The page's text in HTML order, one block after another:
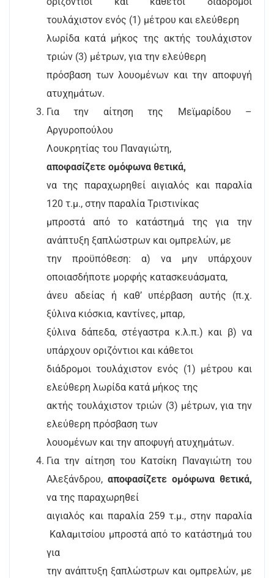
τουλάχιστον ενός (1) μέτρου και ελεύθερη
λωρίδα κατά μήκος της ακτής τουλάχιστον
τριών (3) μέτρων, για την ελεύθερη
πρόσβαση των λουομένων και την αποφυγή
ατυχημάτων.
Για την αίτηση της Μεϊμαρίδου –
Αργυροπούλου
Λουκρητίας του Παναγιώτη,
αποφασίζετε ομόφωνα θετικά,
να της παραχωρηθεί αιγιαλός και παραλία
120 τ.μ., στην παραλία Τριστινίκας
μπροστά από το κατάστημά της για την
ανάπτυξη ξαπλώστρων και ομπρελών, με
την προϋπόθεση: α) να μην υπάρχουν
οποιασδήποτε μορφής κατασκευάσματα,
άνευ αδείας ή καθ’ υπέρβαση αυτής (π.χ.
ξύλινα κιόσκια, καντίνες, μπαρ,
ξύλινα δάπεδα, στέγαστρα κ.λ.π.) και β) να
υπάρχουν οριζόντιοι και κάθετοι
διάδρομοι τουλάχιστον ενός (1) μέτρου και
ελεύθερη λωρίδα κατά μήκος της
ακτής τουλάχιστον τριών (3) μέτρων, για την
ελεύθερη πρόσβαση των
λουομένων και την αποφυγή ατυχημάτων.
Για την αίτηση του Κατσίκη Παναγιώτη του
Αλεξάνδρου, αποφασίζετε ομόφωνα θετικά,
να της παραχωρηθεί
αιγιαλός και παραλία 259 τ.μ., στην παραλία
Καλαμιτσίου μπροστά από το κατάστημά του
για
την ανάπτυξη ξαπλώστρων και ομπρελών, με